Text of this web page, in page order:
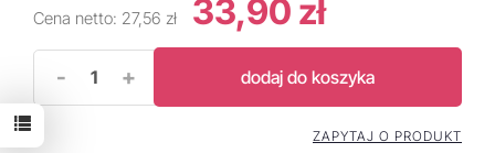
Cena netto: 27,56 zł 33,90 zł
- + dodaj do koszyka
ZAPYTAJ O PRODUKT